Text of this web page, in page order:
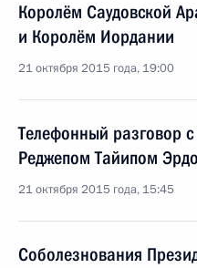
Королём Саудовской
и Королём Иордании
21 октября 2015 года, 19:00
Телефонный разговор
Реджепом Тайипом
21 октября 2015 года, 15:45
Соболезнования